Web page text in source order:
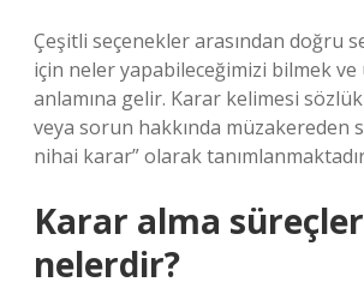
Çeşitli seçenekler arasından doğru
için neler yapabileceğimizi bilmek
anlamına gelir. Karar kelimesi
veya sorun hakkında müzakereden
nihai karar” olarak
Karar alma
nelerdir?